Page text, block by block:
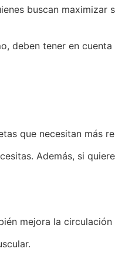
buscan maximizar
deben tener en
que necesitan más
Además, si
mejora la circulación